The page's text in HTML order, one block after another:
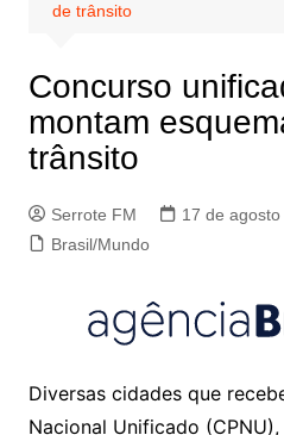
de trânsito
Concurso
montam
trânsito
Serrote FM
17 de
Brasil/Mundo
Diversas cidades que
Nacional Unificado